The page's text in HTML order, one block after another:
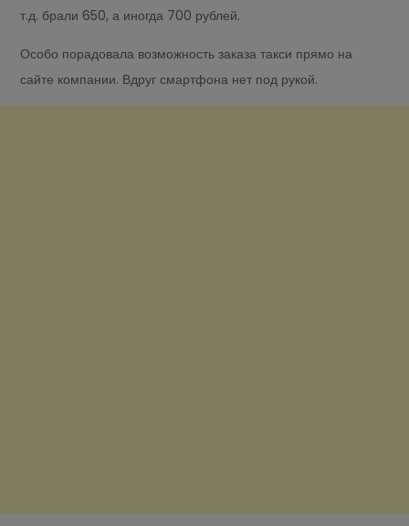
т.д. брали 650, а иногда 700 рублей.
Особо порадовала возможность заказа такси прямо на
сайте компании. Вдруг смартфона нет под рукой.